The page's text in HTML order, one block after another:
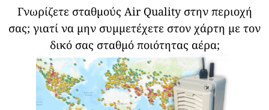
Γνωρίζετε σταθμούς Air Quality στην περιοχή
σας; γιατί να μην συμμετέχετε στον χάρτη με τον
δικό σας σταθμό ποιότητας αέρα;